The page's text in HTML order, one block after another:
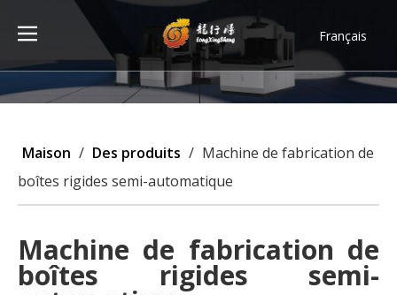
Français
Türk dili
ไทย
Pусский
العربية
Maison / Des produits / Machine de fabrication de
boîtes rigides semi-automatique
Machine de fabrication de
boîtes rigides semi-